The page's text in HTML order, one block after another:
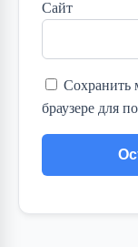
Сайт
Сохранить
браузере для